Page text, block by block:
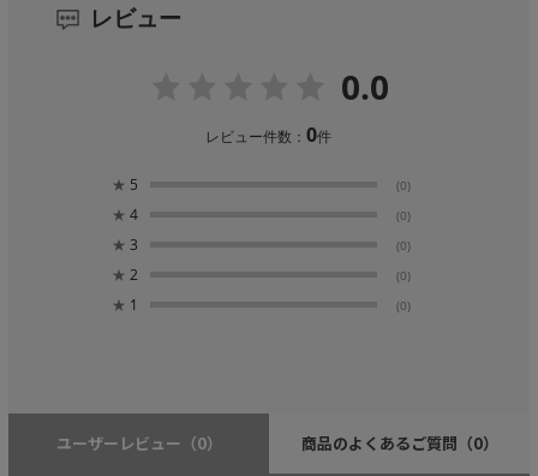
レビュー
0.0
レビュー件数：0件
★ 5 (0)
★ 4 (0)
★ 3 (0)
★ 2 (0)
★ 1 (0)
ユーザーレビュー （0） 商品のよくあるご質問 （0）